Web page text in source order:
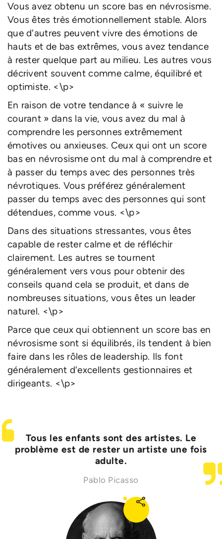
Vous avez obtenu un score bas en névrosisme.
Vous êtes très émotionnellement stable. Alors
que d'autres peuvent vivre des émotions de
hauts et de bas extrêmes, vous avez tendance
à rester quelque part au milieu. Les autres vous
décrivent souvent comme calme, équilibré et
optimiste. <\p>
En raison de votre tendance à « suivre le
courant » dans la vie, vous avez du mal à
comprendre les personnes extrêmement
émotives ou anxieuses. Ceux qui ont un score
bas en névrosisme ont du mal à comprendre et
à passer du temps avec des personnes très
névrotiques. Vous préférez généralement
passer du temps avec des personnes qui sont
détendues, comme vous. <\p>
Dans des situations stressantes, vous êtes
capable de rester calme et de réfléchir
clairement. Les autres se tournent
généralement vers vous pour obtenir des
conseils quand cela se produit, et dans de
nombreuses situations, vous êtes un leader
naturel. <\p>
Parce que ceux qui obtiennent un score bas en
névrosisme sont si équilibrés, ils tendent à bien
faire dans les rôles de leadership. Ils font
généralement d'excellents gestionnaires et
dirigeants. <\p>
Tous les enfants sont des artistes. Le
problème est de rester un artiste une fois
adulte.
Pablo Picasso